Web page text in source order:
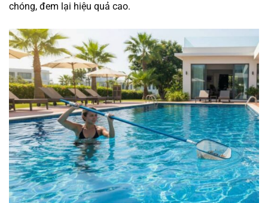
chóng, đem lại hiệu quả cao.